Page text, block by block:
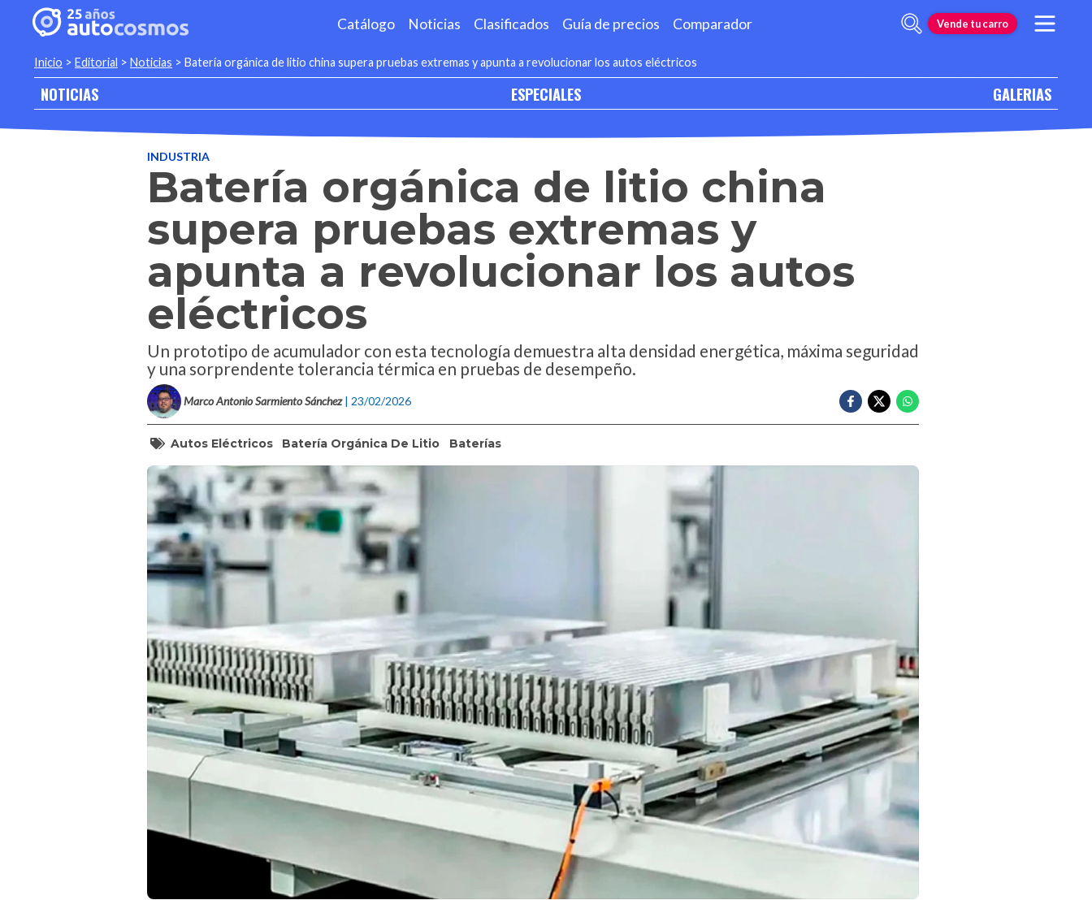
Catálogo Noticias Clasificados Guía de precios Comparador Vende tu carro
Inicio > Editorial > Noticias > Batería orgánica de litio china supera pruebas extremas y apunta a revolucionar los autos eléctricos
NOTICIAS ESPECIALES GALERIAS
INDUSTRIA
Batería orgánica de litio china
supera pruebas extremas y
apunta a revolucionar los autos
eléctricos
Un prototipo de acumulador con esta tecnología demuestra alta densidad energética, máxima seguridad
y una sorprendente tolerancia térmica en pruebas de desempeño.
Marco Antonio Sarmiento Sánchez | 23/02/2026
Autos Eléctricos Batería Orgánica De Litio Baterías